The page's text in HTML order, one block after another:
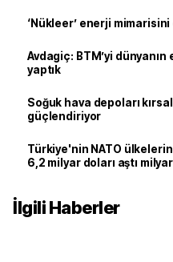
‘Nükleer’ enerji
Avdagiç: BTM’yi
yaptık
Soğuk hava depoları
güçlendiriyor
Türkiye'nin NATO
6,2 milyar doları aştı
İlgili Haberler